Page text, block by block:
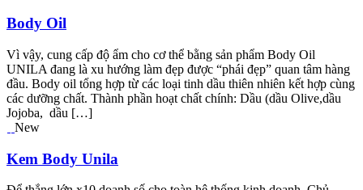
Body Oil
Vì vậy, cung cấp độ ẩm cho cơ thể bằng sản phẩm Body Oil
UNILA đang là xu hướng làm đẹp được “phái đẹp” quan tâm hàng
đầu. Body oil tổng hợp từ các loại tinh dầu thiên nhiên kết hợp cùng
các dưỡng chất. Thành phần hoạt chất chính: Dầu (dầu Olive,dầu
Jojoba, dầu […]
New
Kem Body Unila